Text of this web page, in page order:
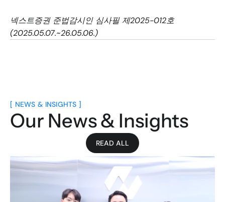
넥스트증권 준법감시인 심사필 제2025-012호
(2025.05.07.~26.05.06.)
[ NEWS & INSIGHTS ]
Our News & Insights
READ ALL